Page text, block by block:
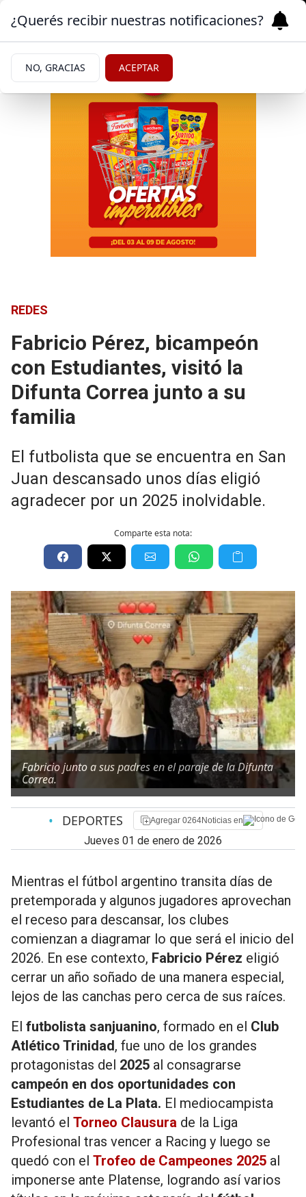
REDES
Fabricio Pérez, bicampeón
con Estudiantes, visitó la
Difunta Correa junto a su
familia
El futbolista que se encuentra en San
Juan descansado unos días eligió
agradecer por un 2025 inolvidable.
Comparte esta nota:
Fabricio junto a sus padres en el paraje de la Difunta
Correa.
• DEPORTES Agregar 0264Noticias en
jueves 01 de enero de 2026
Mientras el fútbol argentino transita días de
pretemporada y algunos jugadores aprovechan
el receso para descansar, los clubes
comienzan a diagramar lo que será el inicio del
2026. En ese contexto, Fabricio Pérez eligió
cerrar un año soñado de una manera especial,
lejos de las canchas pero cerca de sus raíces.
El futbolista sanjuanino, formado en el Club
Atlético Trinidad, fue uno de los grandes
protagonistas del 2025 al consagrarse
campeón en dos oportunidades con
Estudiantes de La Plata. El mediocampista
levantó el Torneo Clausura de la Liga
Profesional tras vencer a Racing y luego se
quedó con el Trofeo de Campeones 2025 al
imponerse ante Platense, logrando así varios
¿Querés recibir nuestras notificaciones?
NO, GRACIAS ACEPTAR